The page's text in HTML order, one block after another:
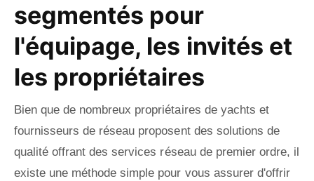
u
segmentés pour
l'équipage, les invités et
les propriétaires
Bien que de nombreux propriétaires de yachts et
fournisseurs de réseau proposent des solutions de
qualité offrant des services réseau de premier ordre, il
existe une méthode simple pour vous assurer d'offrir